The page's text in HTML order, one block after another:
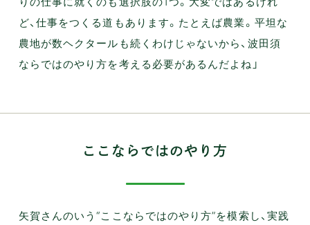
ど、仕事をつくる道もあります。たとえば農業。平坦な
農地が数ヘクタールも続くわけじゃないから、波田須
ならではのやり方を考える必要があるんだよね」
ここならではのやり方
矢賀さんのいう“ここならではのやり方”を模索し、実践